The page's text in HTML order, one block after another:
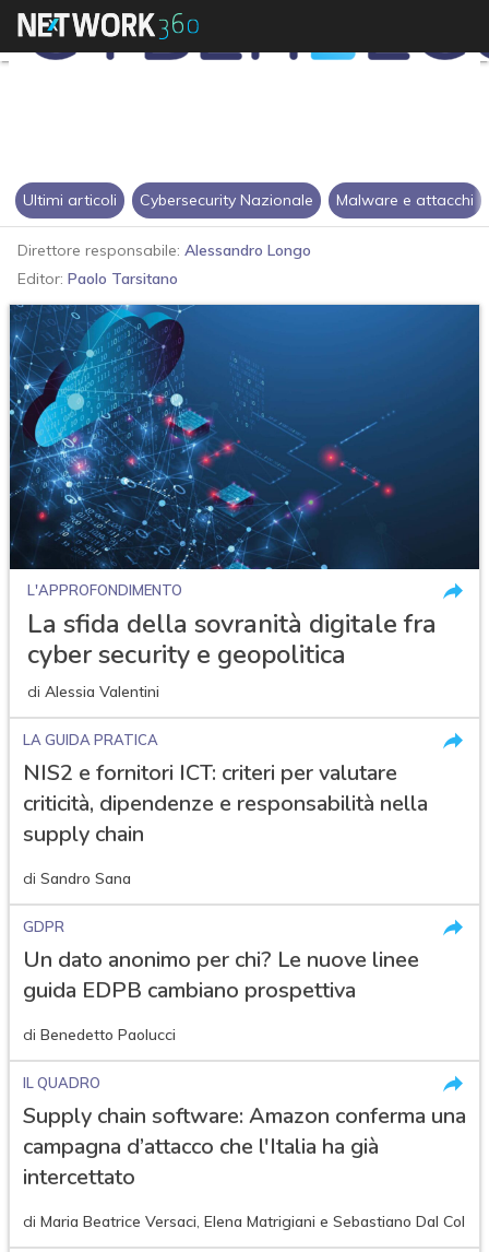
Ultimi articoli Cybersecurity Nazionale Malware e attacchi
Direttore responsabile: Alessandro Longo
Editor: Paolo Tarsitano
L'APPROFONDIMENTO
La sfida della sovranità digitale fra
cyber security e geopolitica
di Alessia Valentini
LA GUIDA PRATICA
NIS2 e fornitori ICT: criteri per valutare
criticità, dipendenze e responsabilità nella
supply chain
di Sandro Sana
GDPR
Un dato anonimo per chi? Le nuove linee
guida EDPB cambiano prospettiva
di Benedetto Paolucci
IL QUADRO
Supply chain software: Amazon conferma una
campagna d’attacco che l'Italia ha già
intercettato
di Maria Beatrice Versaci, Elena Matrigiani e Sebastiano Dal Col